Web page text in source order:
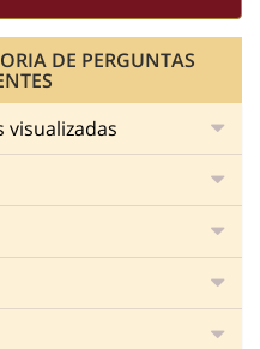
DE PERGUNTAS